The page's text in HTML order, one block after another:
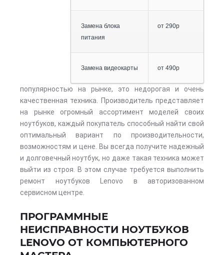
Замена блока
питания
от 290р
Замена видеокарты от 490р
популярностью на рынке, это недорогая и очень
качественная техника. Производитель представляет
на рынке огромный ассортимент моделей своих
ноутбуков, каждый покупатель способный найти свой
оптимальный вариант по производительности,
возможностям и цене. Вы всегда получите надежный
и долговечный ноутбук, но даже такая техника может
выйти из строя. В этом случае требуется выполнить
ремонт ноутбуков Lenovo в авторизованном
сервисном центре.
ПРОГРАММНЫЕ
НЕИСПРАВНОСТИ НОУТБУКОВ
LENOVO ОТ КОМПЬЮТЕРНОГО